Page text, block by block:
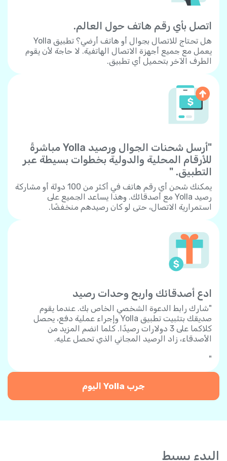
اتصل بأي رقم هاتف حول العالم.
هل تحتاج للاتصال بجوال أو هاتف أرضي؟ تطبيق Yolla
يعمل مع جميع أجهزة الاتصال الهاتفية. لا حاجة لأن يقوم
الطرف الآخر بتحميل أي تطبيق.
"أرسل شحنات الجوال ورصيد Yolla مباشرةً
للأرقام المحلية والدولية بخطوات بسيطة عبر
التطبيق. "
يمكنك شحن أي رقم هاتف في أكثر من 100 دولة أو مشاركة
رصيد Yolla مع أصدقائك. وهذا يساعد الجميع على
استمرارية الاتصال، حتى لو كان رصيدهم منخفضًا.
ادع أصدقائك واربح وحدات رصيد
"شارك رابط الدعوة الشخصي الخاص بك. عندما يقوم
صديقك بتثبيت تطبيق Yolla وإجراء عملية دفع، يحصل
كلاكما على 3 دولارات رصيدًا. كلما انضم المزيد من
الأصدقاء، زاد الرصيد المجاني الذي تحصل عليه.
"
جرب Yolla اليوم
البدء بسيط